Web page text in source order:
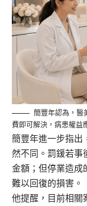
簡豐年認為，醫
費即可解決，病患權益
簡豐年進一步指出
然不同。罰鍰若事
金額；但停業造成
難以回復的損害。
他提醒，目前相關